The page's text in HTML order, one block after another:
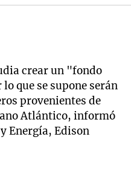
crear un "fondo
que se supone serán
provenientes de
Atlántico, informó
Energía, Edison